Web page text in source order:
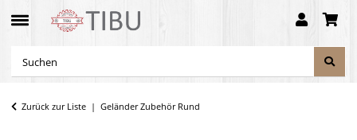
Zurück zur Liste Geländer Zubehör Rund